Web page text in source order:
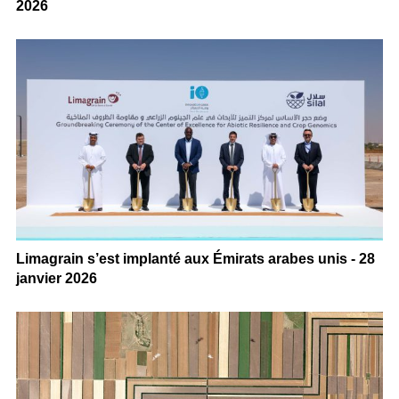
2026
Limagrain s’est implanté aux Émirats arabes unis - 28
janvier 2026